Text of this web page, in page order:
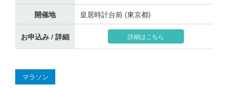
開催地
皇居時計台前 (東京都)
お申込み / 詳細 詳細はこちら
マラソン